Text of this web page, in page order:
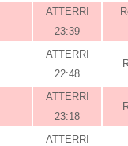
ATTERRI
23:39
ATTERRI
22:48
ATTERRI
23:18
ATTERRI